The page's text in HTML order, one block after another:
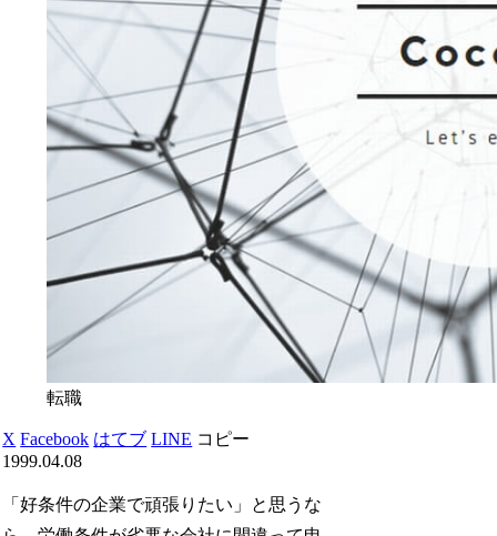
転職
X Facebook はてブ LINE コピー
1999.04.08
「好条件の企業で頑張りたい」と思うな